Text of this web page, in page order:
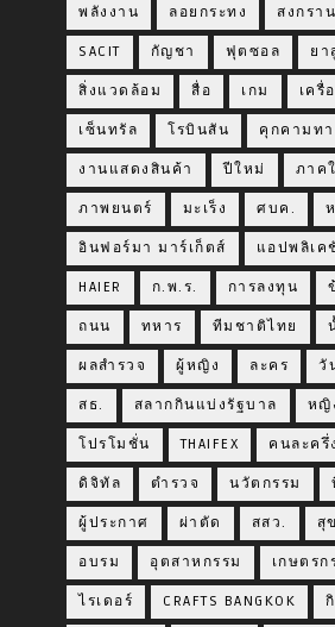
พลังงาน ลอยกระทง สงกรา
SACIT กัญชา ฟุตซอล ยา
สิ่งแวดล้อม สื่อ เกม เครื่
เซ็นทรัล โรบินสัน คุกคามทา
งานแสดงสินค้า ปีใหม่ ภาค
ภาพยนตร์ มะเร็ง ศบค.
อินฟอร์มา มาร์เก็ตส์ แอปพลิเค
HAIER ก.พ.ร. การลงทุน
ถนน ทหาร ทีมชาติไทย
ผลสำรวจ ผู้หญิง ละคร วั
สธ. สลากกินแบ่งรัฐบาล หญิ
โปรโมชั่น THAIFEX คนละครึ่ง
ดิจิทัล ตำรวจ นวัตกรรม
ผู้ประกาศ ผ่าตัด สสว. สุ
อบรม อุตสาหกรรม เกษตรก
ไรเดอร์ CRAFTS BANGKOK